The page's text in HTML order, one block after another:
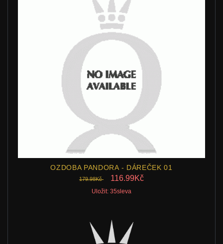
OZDOBA PANDORA - DÁREČEK 01
179.98Kč 116.99Kč
Uložit: 35sleva